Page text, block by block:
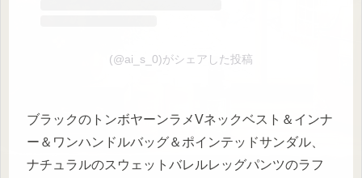
(@ai_s_0)がシェアした投稿
ブラックのトンボヤーンラメVネックベスト＆インナ
ー＆ワンハンドルバッグ＆ポインテッドサンダル、
ナチュラルのスウェットバレルレッグパンツのラフ